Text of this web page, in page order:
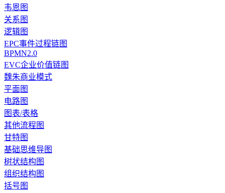
韦恩图
关系图
逻辑图
EPC事件过程链图
BPMN2.0
EVC企业价值链图
魏朱商业模式
平面图
电路图
图表/表格
其他流程图
甘特图
基础思维导图
树状结构图
组织结构图
括号图